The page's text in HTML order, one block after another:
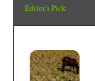
Editor’s Pick